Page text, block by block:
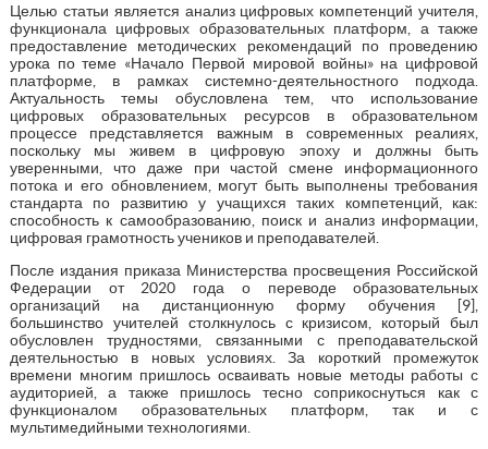
Целью статьи является анализ цифровых компетенций учителя,
функционала цифровых образовательных платформ, а также
предоставление методических рекомендаций по проведению
урока по теме «Начало Первой мировой войны» на цифровой
платформе, в рамках системно-деятельностного подхода.
Актуальность темы обусловлена тем, что использование
цифровых образовательных ресурсов в образовательном
процессе представляется важным в современных реалиях,
поскольку мы живем в цифровую эпоху и должны быть
уверенными, что даже при частой смене информационного
потока и его обновлением, могут быть выполнены требования
стандарта по развитию у учащихся таких компетенций, как:
способность к самообразованию, поиск и анализ информации,
цифровая грамотность учеников и преподавателей.
После издания приказа Министерства просвещения Российской
Федерации от 2020 года о переводе образовательных
организаций на дистанционную форму обучения [9],
большинство учителей столкнулось с кризисом, который был
обусловлен трудностями, связанными с преподавательской
деятельностью в новых условиях. За короткий промежуток
времени многим пришлось осваивать новые методы работы с
аудиторией, а также пришлось тесно соприкоснуться как с
функционалом образовательных платформ, так и с
мультимедийными технологиями.